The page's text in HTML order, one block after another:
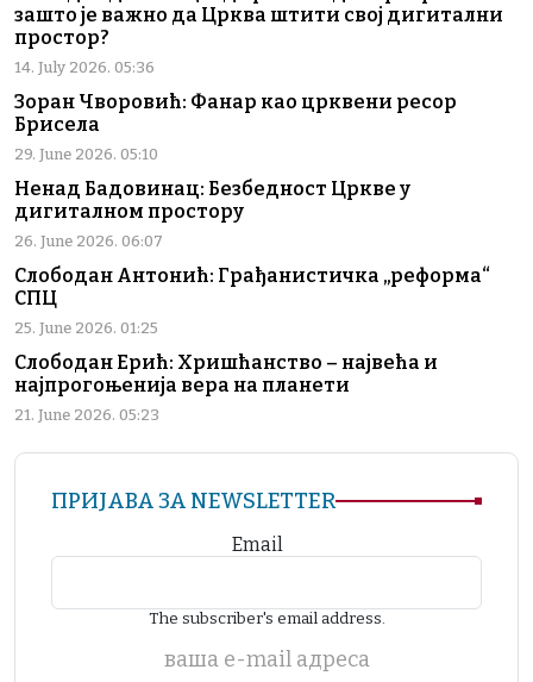
зашто је важно да Црква штити свој дигитални
простор?
14. July 2026. 05:36
Зоран Чворовић: Фанар као црквени ресор
Брисела
29. June 2026. 05:10
Ненад Бадовинац: Безбедност Цркве у
дигиталном простору
26. June 2026. 06:07
Слободан Антонић: Грађанистичка „реформа“
СПЦ
25. June 2026. 01:25
Слободан Ерић: Хришћанство – највећа и
најпрогоњенија вера на планети
21. June 2026. 05:23
ПРИЈАВА ЗА NEWSLETTER
Email
The subscriber's email address.
ваша е-mail адреса